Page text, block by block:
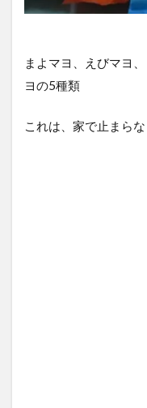
まよマヨ、えびマヨ
ヨの5種類
これは、家で止まら